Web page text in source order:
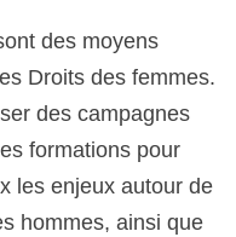
des moyens
Droits des femmes.
des campagnes
formations pour
les enjeux autour de
hommes, ainsi que